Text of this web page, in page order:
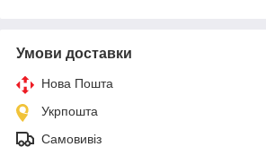
Умови доставки
Нова Пошта
Укрпошта
Самовивіз